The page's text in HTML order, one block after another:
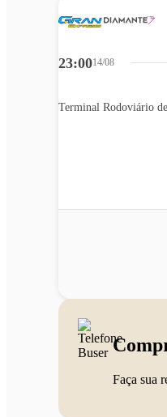
23:0014/08
Terminal Rodoviário
Faça sua